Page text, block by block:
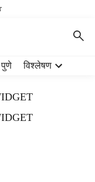
पुणे विश्लेषण